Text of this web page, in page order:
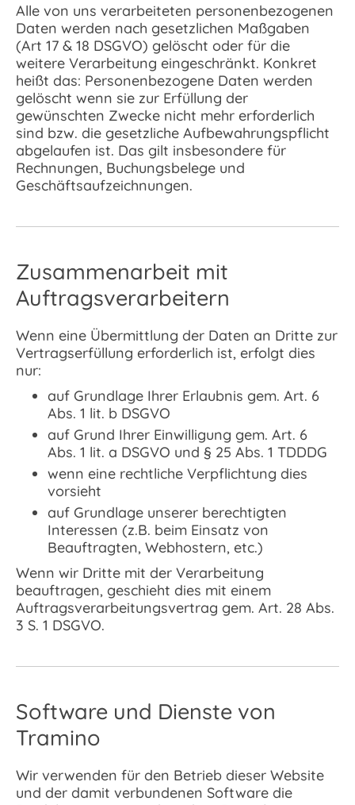
Alle von uns verarbeiteten personenbezogenen
Daten werden nach gesetzlichen Maßgaben
(Art 17 & 18 DSGVO) gelöscht oder für die
weitere Verarbeitung eingeschränkt. Konkret
heißt das: Personenbezogene Daten werden
gelöscht wenn sie zur Erfüllung der
gewünschten Zwecke nicht mehr erforderlich
sind bzw. die gesetzliche Aufbewahrungspflicht
abgelaufen ist. Das gilt insbesondere für
Rechnungen, Buchungsbelege und
Geschäftsaufzeichnungen.
Zusammenarbeit mit
Auftragsverarbeitern
Wenn eine Übermittlung der Daten an Dritte zur
Vertragserfüllung erforderlich ist, erfolgt dies
nur:
auf Grundlage Ihrer Erlaubnis gem. Art. 6
Abs. 1 lit. b DSGVO
auf Grund Ihrer Einwilligung gem. Art. 6
Abs. 1 lit. a DSGVO und § 25 Abs. 1 TDDDG
wenn eine rechtliche Verpflichtung dies
vorsieht
auf Grundlage unserer berechtigten
Interessen (z.B. beim Einsatz von
Beauftragten, Webhostern, etc.)
Wenn wir Dritte mit der Verarbeitung
beauftragen, geschieht dies mit einem
Auftragsverarbeitungsvertrag gem. Art. 28 Abs.
3 S. 1 DSGVO.
Software und Dienste von
Tramino
Wir verwenden für den Betrieb dieser Website
und der damit verbundenen Software die